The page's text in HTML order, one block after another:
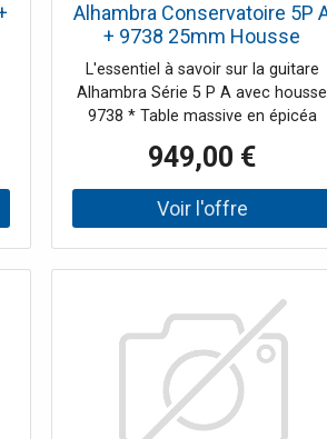
Alhambra Conservatoire 5P
+ 9738 25mm Housse
L'essentiel à savoir sur la guitare
Alhambra Série 5 P A avec housse
9738 * Table massive en épicéa
une belle projection et une grande
précision dans l'articulation. *
et éclisses en palissandre indien :
apporte de la profondeur, une
jeu "Conservatory Line" : action
travaillée pour une main gauche
détendue, idéale pour enchaîner les
heures de pratique. * Housse
Alhambra 9738 incluse :
rembourrage 25 mm, 3 poches et
949,00 €